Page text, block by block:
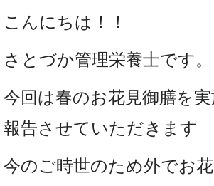
こんにちは！！
さとづか管理栄養士です。
今回は春のお花見御膳を
報告させていただきます
今のご時世のため外でお